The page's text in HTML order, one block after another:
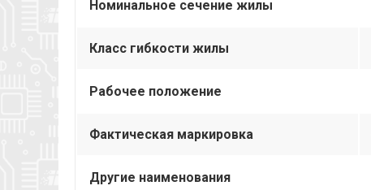
Номинальное сечение жилы
Класс гибкости жилы
Рабочее положение
Фактическая маркировка
Другие наименования